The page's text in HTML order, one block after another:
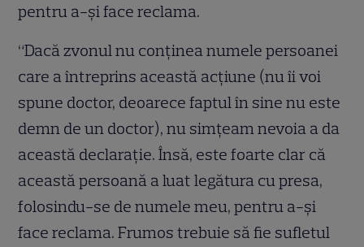
pentru a-şi face reclama.
“Dacă zvonul nu conţinea numele persoanei
care a întreprins această acţiune (nu îi voi
spune doctor, deoarece faptul în sine nu este
demn de un doctor), nu simţeam nevoia a da
această declaraţie. Însă, este foarte clar că
această persoană a luat legătura cu presa,
folosindu-se de numele meu, pentru a-şi
face reclama. Frumos trebuie să fie sufletul